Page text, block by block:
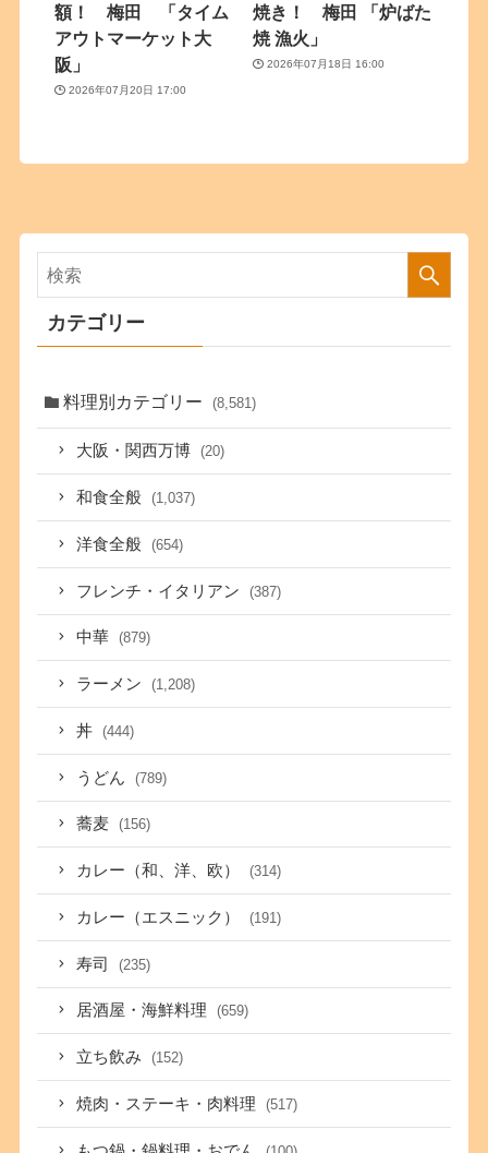
額！ 梅田 「タイム
アウトマーケット大
阪」
2026年07月20日 17:00
焼き！ 梅田 「炉ばた
焼 漁火」
2026年07月18日 16:00
カテゴリー
料理別カテゴリー (8,581)
大阪・関西万博 (20)
和食全般 (1,037)
洋食全般 (654)
フレンチ・イタリアン (387)
中華 (879)
ラーメン (1,208)
丼 (444)
うどん (789)
蕎麦 (156)
カレー（和、洋、欧） (314)
カレー（エスニック） (191)
寿司 (235)
居酒屋・海鮮料理 (659)
立ち飲み (152)
焼肉・ステーキ・肉料理 (517)